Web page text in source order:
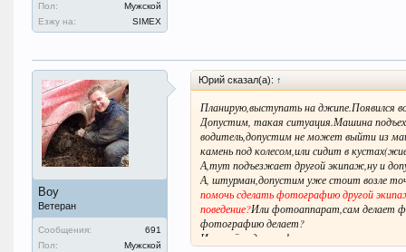
Пол:
Мужской
Езжу на:
SIMEX
Boy
Ветеран
Сообщения:
691
Пол:
Мужской
Юрий сказал(а): ↑
Планирую,выступать на джипе.Появился
Допустим, такая ситуация.Машина
водитель,допустим не может выйти из
камень под колесом,или сидит в
А,тут подъезжает другой экипаж,ну и
А, штурман,допустим уже стоит возле
помочь сделать фотографию другой
поведение?Или фотоаппарат,сам делает
фотографию делает?
Или ещё надо-ли зфискировать и второго